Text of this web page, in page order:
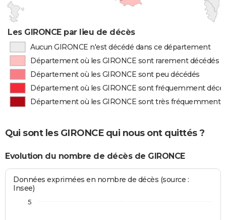
Les GIRONCE par lieu de décès
Aucun GIRONCE n'est décédé dans ce département
Département où les GIRONCE sont rarement décédés
Département où les GIRONCE sont peu décédés
Département où les GIRONCE sont fréquemment
Département où les GIRONCE sont très fréquemment
Qui sont les GIRONCE qui nous ont quittés ?
Evolution du nombre de décès de GIRONCE
Données exprimées en nombre de décès (source :
Insee)
5